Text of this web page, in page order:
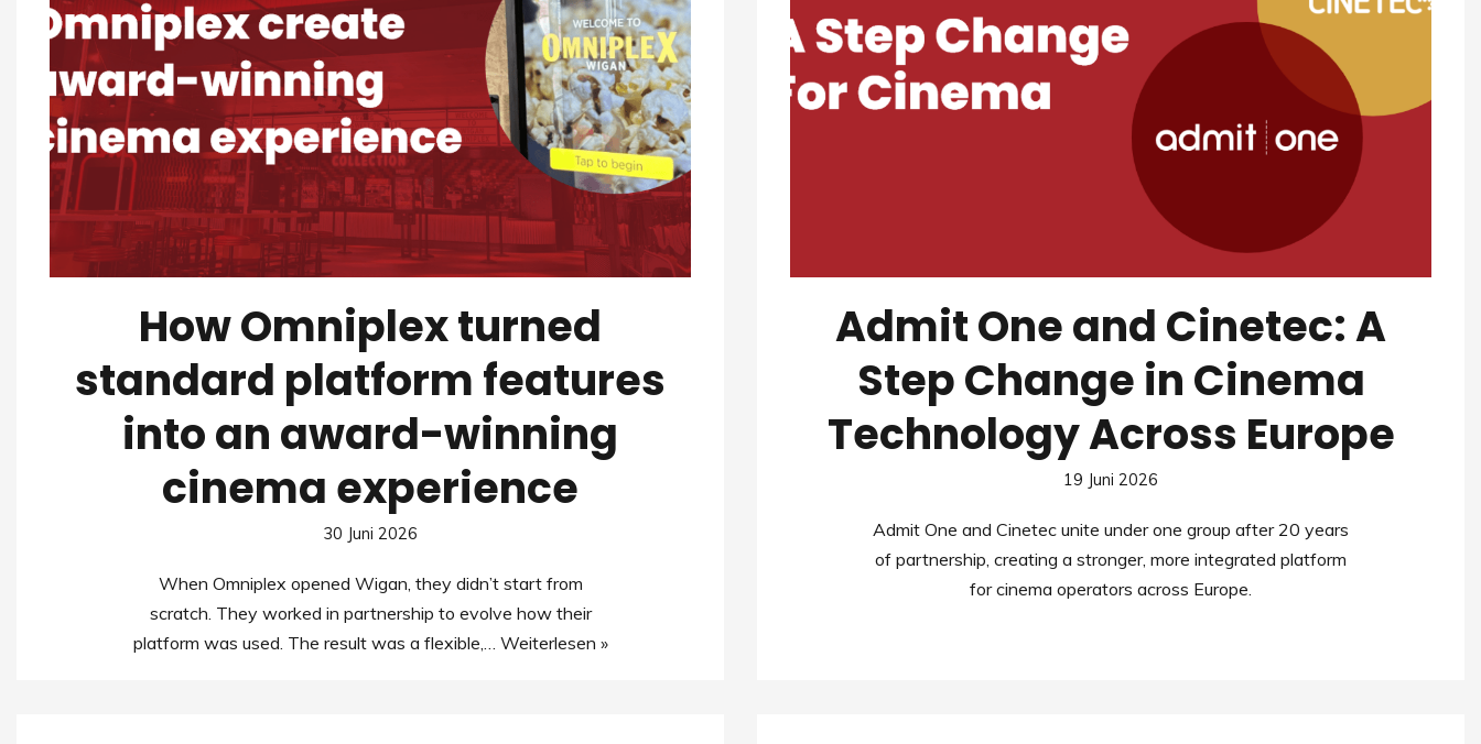
How Omniplex turned
standard platform features
into an award-winning
cinema experience
30 Juni 2026
When Omniplex opened Wigan, they didn’t start from
scratch. They worked in partnership to evolve how their
platform was used. The result was a flexible,… Weiterlesen »
Admit One and Cinetec: A
Step Change in Cinema
Technology Across Europe
19 Juni 2026
Admit One and Cinetec unite under one group after 20 years
of partnership, creating a stronger, more integrated platform
for cinema operators across Europe.